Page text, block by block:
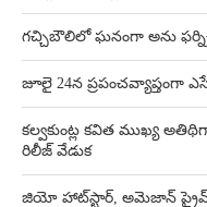
గచ్చిబౌలిలో ఘనంగా అను
జూలై 24న ప్రపంచవ్యాప్తంగా
కల్వకుంట్ల కవిత ముఖ్య
రిలీజ్ వేడుక
జియో హాట్‌స్టార్, అమెజాన్ ప్రైమ్,